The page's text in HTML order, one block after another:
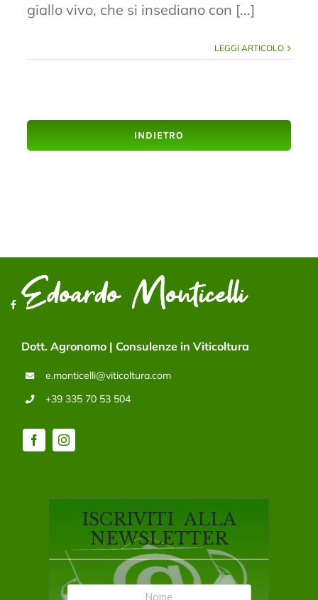
giallo vivo, che si insediano con [...]
LEGGI ARTICOLO
INDIETRO
Dott. Agronomo | Consulenze in Viticoltura
e.monticelli@viticoltura.com
+39 335 70 53 504
ISCRIVITI ALLA
NEWSLETTER